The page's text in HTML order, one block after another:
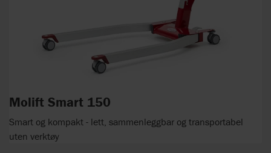
Molift Smart 150
Smart og kompakt - lett, sammenleggbar og transportabel
uten verktøy